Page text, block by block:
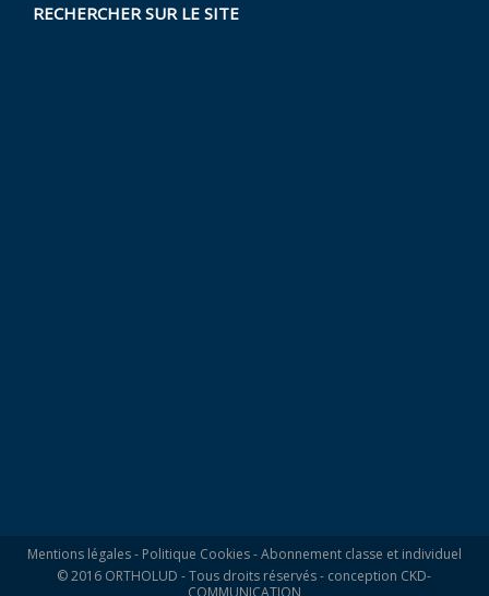
RECHERCHER SUR LE SITE
Mentions légales- Politique Cookies-Abonnement classe et individuel
© 2016 ORTHOLUD - Tous droits réservés - conception CKD-
COMMUNICATION